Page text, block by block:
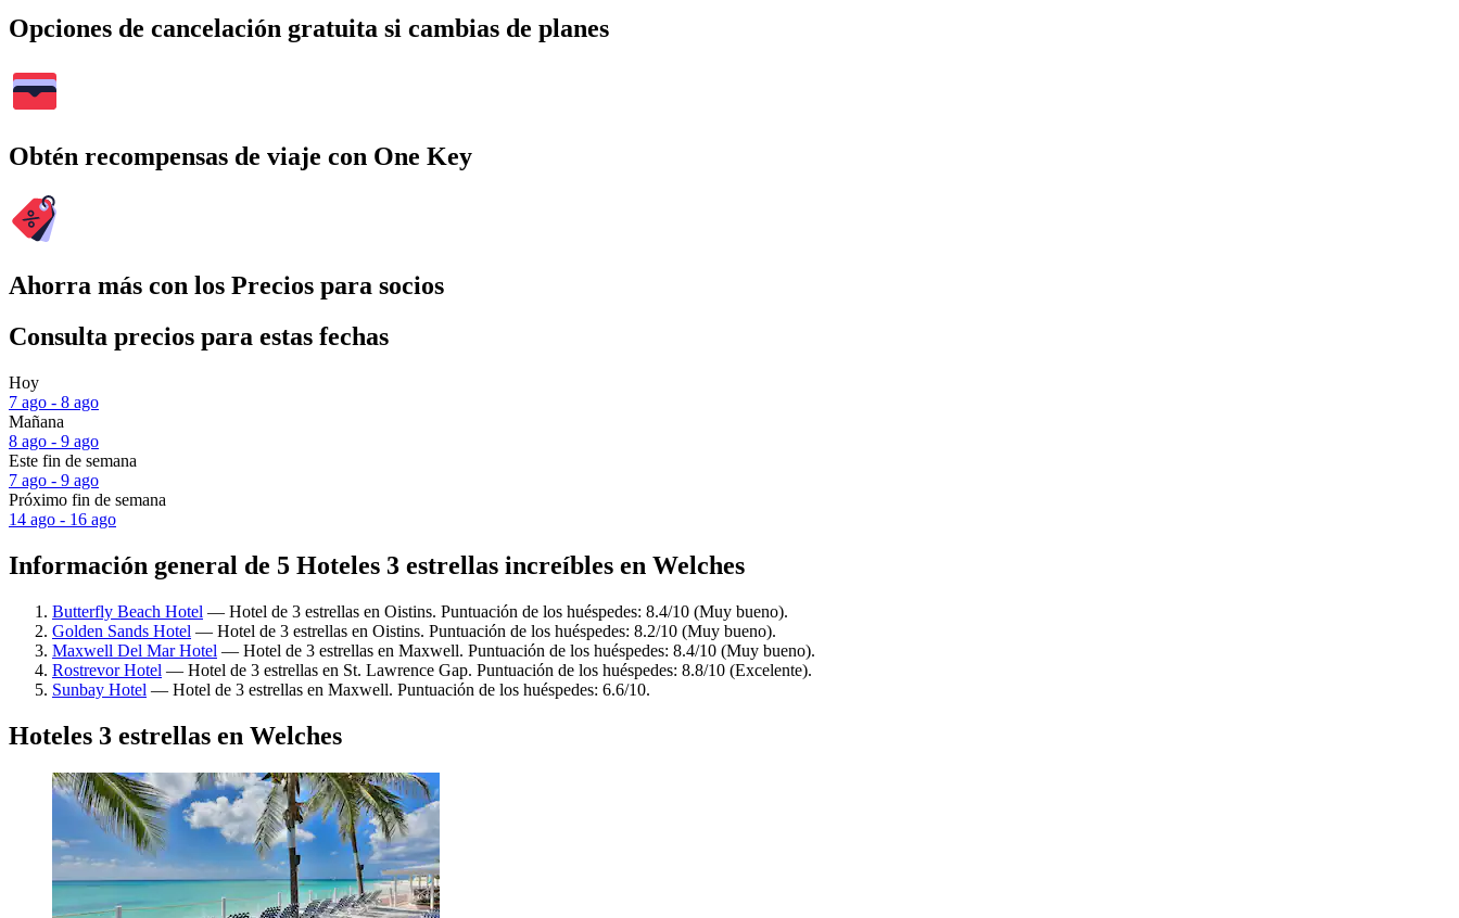
Opciones de cancelación gratuita si cambias de planes
Obtén recompensas de viaje con One Key
Ahorra más con los Precios para socios
Consulta precios para estas fechas
Hoy
7 ago - 8 ago
Mañana
8 ago - 9 ago
Este fin de semana
7 ago - 9 ago
Próximo fin de semana
14 ago - 16 ago
Información general de 5 Hoteles 3 estrellas increíbles en Welches
Butterfly Beach Hotel — Hotel de 3 estrellas en Oistins. Puntuación de los huéspedes: 8.4/10 (Muy bueno).
Golden Sands Hotel — Hotel de 3 estrellas en Oistins. Puntuación de los huéspedes: 8.2/10 (Muy bueno).
Maxwell Del Mar Hotel — Hotel de 3 estrellas en Maxwell. Puntuación de los huéspedes: 8.4/10 (Muy bueno).
Rostrevor Hotel — Hotel de 3 estrellas en St. Lawrence Gap. Puntuación de los huéspedes: 8.8/10 (Excelente).
Sunbay Hotel — Hotel de 3 estrellas en Maxwell. Puntuación de los huéspedes: 6.6/10.
Hoteles 3 estrellas en Welches